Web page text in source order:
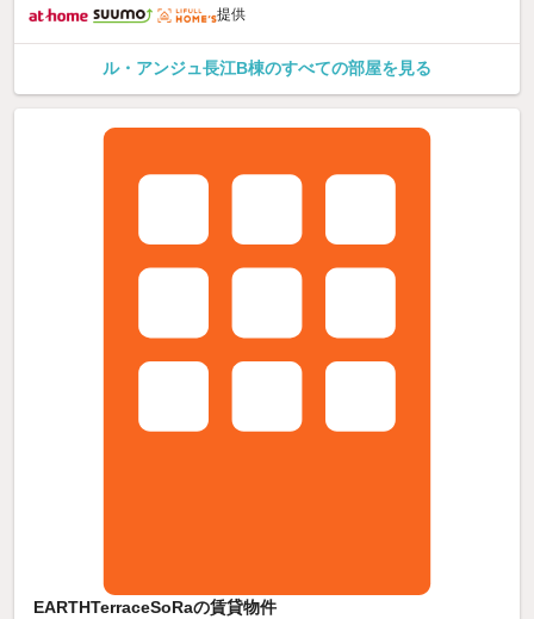
提供
ル・アンジュ長江B棟のすべての部屋を見る
EARTHTerraceSoRaの賃貸物件